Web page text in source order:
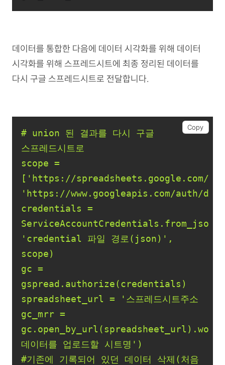
데이터를 통합한 다음에 데이터 시각화를 위해 데이터
시각화를 위해 스프레드시트에 최종 정리된 데이터를
다시 구글 스프레드시트로 전달합니다.
# union 된 결과를 다시 구글
scope =
[ 'https://spreadsheets.google.com/
'https://www.googleapis.com/auth/
credentials =
'credential 파일 경로(json)' ,
gc =
spreadsheet_url =
gc_mrr =
데이터를 업로드할 시트명
#기존에 기록되어 있던 데이터 삭제(처음
Copy